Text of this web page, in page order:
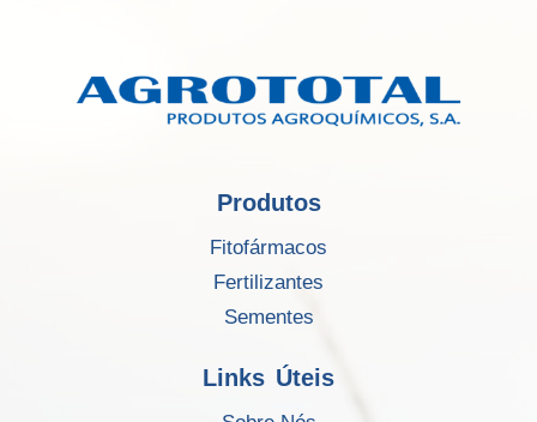
Produtos
Fitofármacos
Fertilizantes
Sementes
Links Úteis